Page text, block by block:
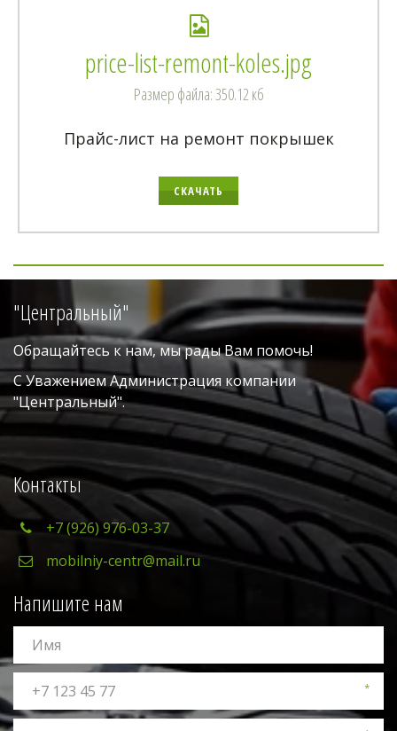
price-list-remont-koles.jpg
Размер файла: 350.12 кб
Прайс-лист на ремонт покрышек
СКАЧАТЬ
"Центральный"
Обращайтесь к нам, мы рады Вам помочь!
С Уважением Администрация компании
"Центральный".
Контакты
+7 (926) 976-03-37
mobilniy-centr@mail.ru
Напишите нам
*